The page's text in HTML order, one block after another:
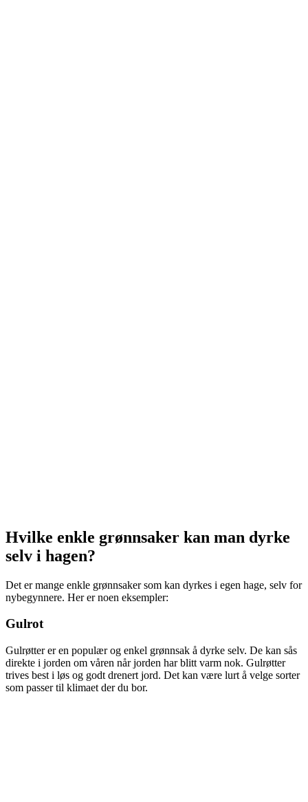
Hvilke enkle grønnsaker kan man dyrke
selv i hagen?
Det er mange enkle grønnsaker som kan dyrkes i egen hage, selv for
nybegynnere. Her er noen eksempler:
Gulrot
Gulrøtter er en populær og enkel grønnsak å dyrke selv. De kan sås
direkte i jorden om våren når jorden har blitt varm nok. Gulrøtter
trives best i løs og godt drenert jord. Det kan være lurt å velge sorter
som passer til klimaet der du bor.